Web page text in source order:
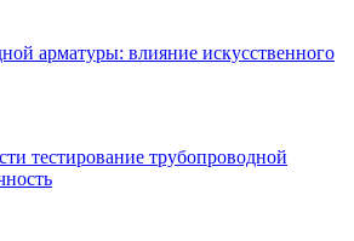
арматуры: влияние искусственного
тестирование трубопроводной